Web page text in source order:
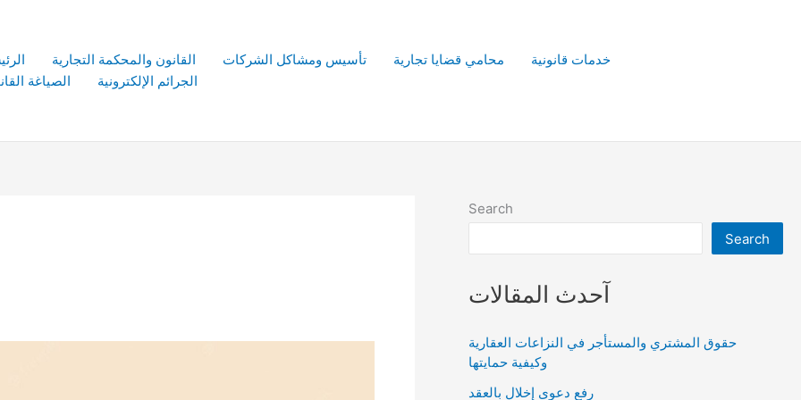
القانون والمحكمة التجارية تأسيس ومشاكل الشركات محامي قضايا تجارية
خدمات قانونية
الصياغة
الجرائم الإلكترونية
Search
Search
آحدث المقالات
حقوق المشتري والمستأجر في النزاعات العقارية
وكيفية حمايتها
رفع دعوى إخلال بالعقد